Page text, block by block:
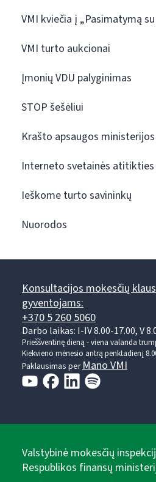
VMI kviečia į „Pasimatymą
VMI turto aukcionai
Įmonių VDU palyginimas
STOP šešėliui
Krašto apsaugos
Interneto svetainės atitikties
Ieškome turto savininkų
Nuorodos
Konsultacijos mokesčių
gyventojams:
+370 5 260 5060
Darbo laikas: I-IV 8.00-17.00, V
Prieššventinę dieną - viena valanda
Kiekvieno mėnesio antrą penktadienį
Paklausimas per Mano VMI
Valstybinė mokesčių
Respublikos finansų